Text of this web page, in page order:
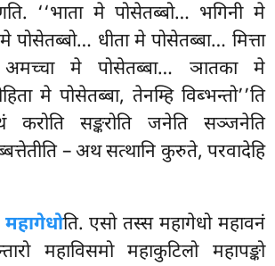
‘‘भाता मे पोसेतब्बो… भगिनी मे
पोसेतब्बो… धीता मे पोसेतब्बा… मित्ता
मे पोसेतब्बा… ञातका मे
मे पोसेतब्बा, तेनम्हि विब्भन्तो’’ति
करोति सङ्करोति जनेति सञ्जनेति
– अथ सत्थानि कुरुते, परवादेहि
ति. एसो तस्स महागेधो महावनं
महाविसमो महाकुटिलो महापङ्को